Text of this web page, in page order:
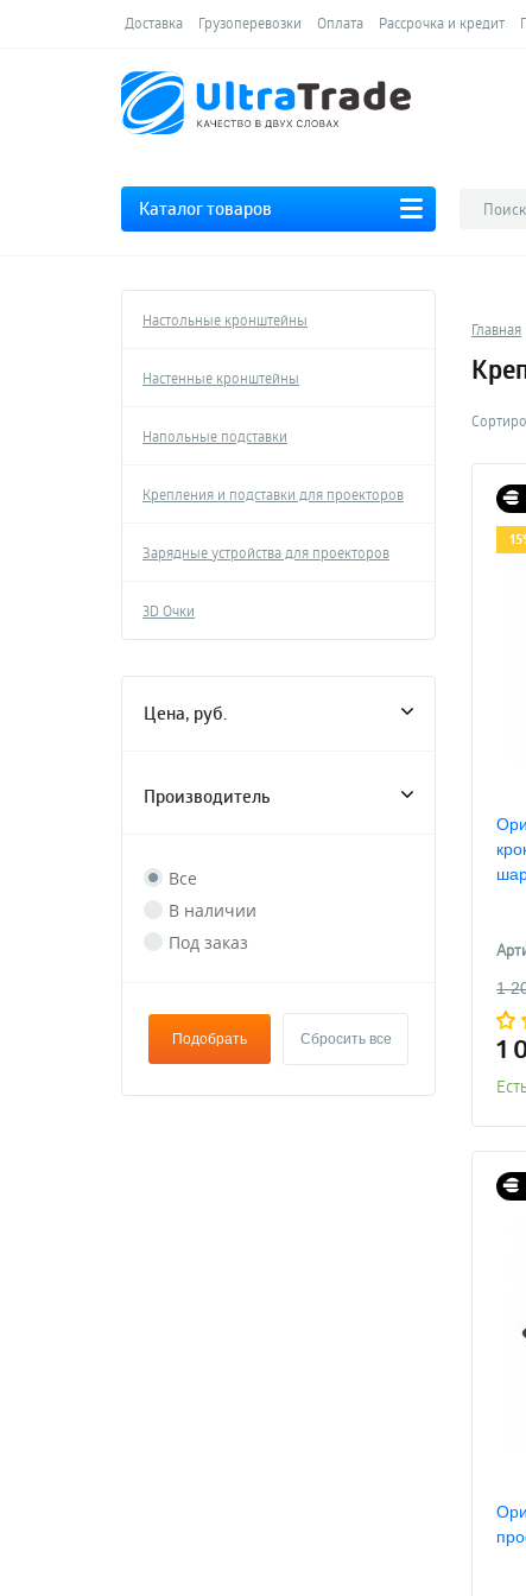
Доставка Грузоперевозки Оплата Рассрочка и кредит
Каталог товаров
Настольные кронштейны
Настенные кронштейны
Напольные подставки
Крепления и подставки для проекторов
Зарядные устройства для проекторов
3D Очки
Цена, руб.
Производитель
Все
В наличии
Под заказ
Подобрать Сбросить все
Главная
1
1